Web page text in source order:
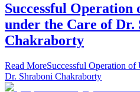
Successful Operation
under the Care of Dr.
Chakraborty
Read MoreSuccessful Operation
Dr. Shraboni Chakraborty